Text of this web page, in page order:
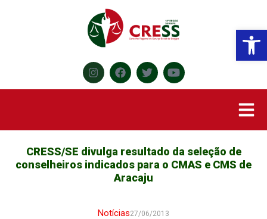
CRESS/SE divulga resultado da seleção de
conselheiros indicados para o CMAS e CMS de
Aracaju
Notícias27/06/2013